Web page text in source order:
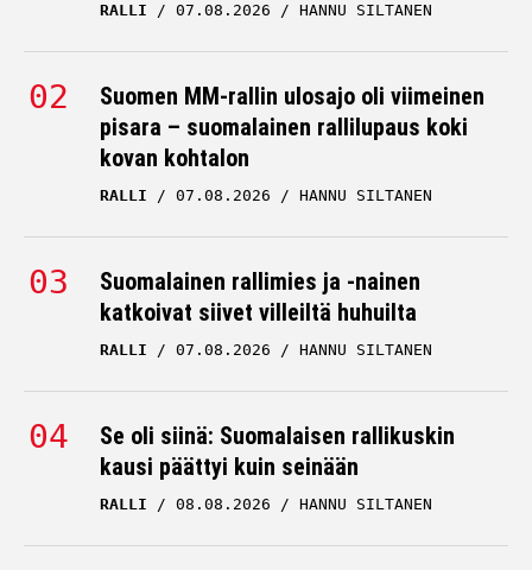
RALLI 07.08.2026 HANNU SILTANEN
Suomen MM-rallin ulosajo oli viimeinen
pisara – suomalainen rallilupaus koki
kovan kohtalon
RALLI 07.08.2026 HANNU SILTANEN
Suomalainen rallimies ja -nainen
katkoivat siivet villeiltä huhuilta
RALLI 07.08.2026 HANNU SILTANEN
Se oli siinä: Suomalaisen rallikuskin
kausi päättyi kuin seinään
RALLI 08.08.2026 HANNU SILTANEN